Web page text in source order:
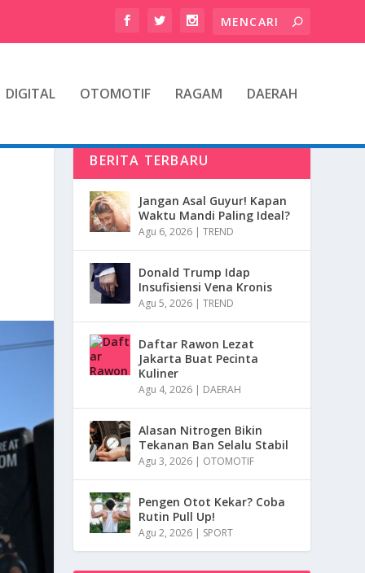
DIGITAL OTOMOTIF RAGAM DAERAH
BERITA TERBARU
Jangan Asal Guyur! Kapan
Waktu Mandi Paling Ideal?
Agu 6, 2026 |TREND
Donald Trump Idap
Insufisiensi Vena Kronis
Agu 5, 2026 |TREND
Daftar Rawon Lezat
Jakarta Buat Pecinta
Kuliner
Agu 4, 2026 | DAERAH
Alasan Nitrogen Bikin
Tekanan Ban Selalu Stabil
Agu 3, 2026 | OTOMOTIF
Pengen Otot Kekar? Coba
Rutin Pull Up!
Agu 2, 2026 | SPORT